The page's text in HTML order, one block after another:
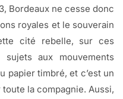
Bordeaux ne cesse donc
royales et le souverain
cité rebelle, sur ces
sujets aux mouvements
papier timbré, et c’est un
la compagnie. Aussi,